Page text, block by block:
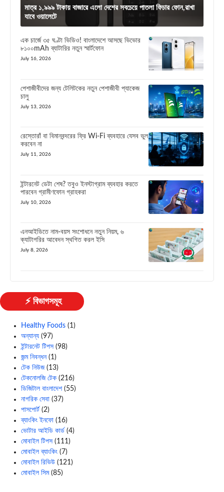
মাত্র ১,৯৯৯ টাকায় বাজারে এলো দেশের সবচেয়ে পাতলা ফিচার ফোন,রাখা
যাবে ওয়ালেটে
এক চার্জে ৩৫ ঘণ্টা ভিডিও! বাংলাদেশে আসছে ভিভোর
৮১০০mAh ব্যাটারির নতুন স্মার্টফোন
July 16, 2026
পেশাজীবীদের জন্য টেলিটকের নতুন পেশাজীবী প্যাকেজ
চালু
July 13, 2026
রেস্তোরাঁ বা বিমানবন্দরের ফ্রি Wi-Fi ব্যবহারে যেসব ভুল
করবেন না
July 11, 2026
ইন্টারনেট ডেটা শেষ? তবুও ইনস্টাগ্রাম ব্যবহার করতে
পারবেন গ্রামীণফোন গ্রাহকরা
July 10, 2026
এনআইডিতে নাম-বয়স সংশোধনে নতুন নিয়ম, ৬
ক্যাটাগরির আবেদন স্থগিত করল ইসি
July 8, 2026
⚡ বিভাগসমূহ
Healthy Foods (1)
অন্যান্য (97)
ইন্টারনেট টিপস (98)
জন্ম নিবন্ধন(1)
টেক নিউজ(13)
টেকনোলজি টেক (216)
ডিজিটাল বাংলাদেশ(55)
নাগরিক সেবা (37)
পাসপোর্ট (2)
ব্যাংকিং ইনফো (16)
ভোটার আইডি কার্ড (4)
মোবাইল টিপস (111)
মোবাইল ব্যাংকিং (7)
মোবাইল রিভিউ (121)
মোবাইল সিম(85)